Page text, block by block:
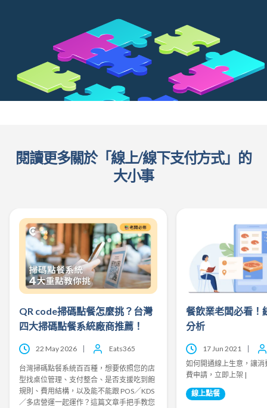
閱讀更多關於「線上/線下支付方式」的
大小事
QR code掃碼點餐怎麼挑？台灣
四大掃碼點餐系統廠商推薦！
22 May 2026 Eats365
台灣掃碼點餐系統百百種，想要依照您的店
型找桌位管理、支付整合、是否支援吃到飽
規則、費用結構，以及能不能跟 POS／KDS
／多店營運一起運作？這篇文章手把手教您
餐飲業老闆必看！
分析
17 Jun 2021
如何開通線上生意，讓消
費申請，立即上架 |
線上點餐